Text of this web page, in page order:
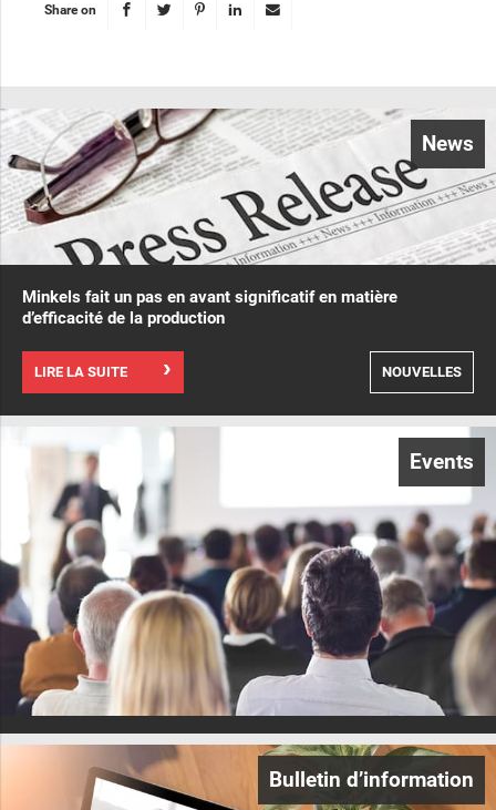
Share on
News
Minkels fait un pas en avant significatif en matière
d’efficacité de la production
LIRE LA SUITE NOUVELLES
Events
Bulletin d’information